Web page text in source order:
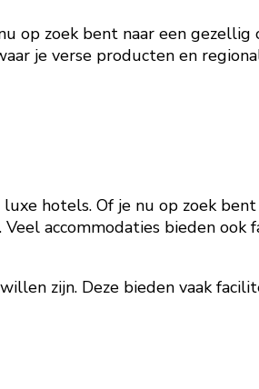
op zoek bent naar een gezellig
je verse producten en
hotels. Of je nu op zoek
accommodaties bieden ook
zijn. Deze bieden vaak